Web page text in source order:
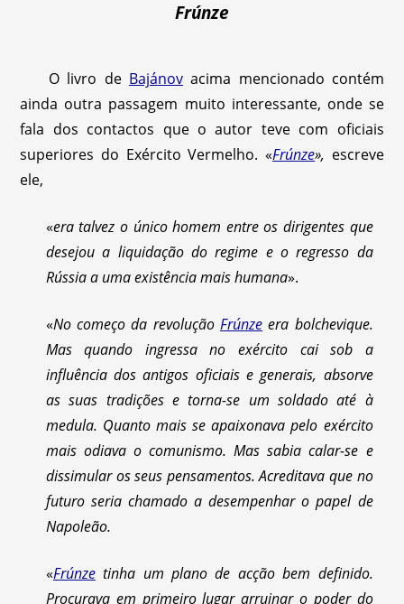
Frúnze
O livro de Bajánov acima mencionado contém
ainda outra passagem muito interessante, onde se
fala dos contactos que o autor teve com oficiais
superiores do Exército Vermelho. «Frúnze», escreve
ele,
«era talvez o único homem entre os dirigentes que
desejou a liquidação do regime e o regresso da
Rússia a uma existência mais humana».
«No começo da revoluçãoFrúnze era bolchevique.
Mas quando ingressa no exército cai sob a
influência dos antigos oficiais e generais, absorve
as suas tradições e torna-se um soldado até à
medula. Quanto mais se apaixonava pelo exército
mais odiava o comunismo. Mas sabia calar-se e
dissimular os seus pensamentos. Acreditava que no
futuro seria chamado a desempenhar o papel de
Napoleão.
«Frúnzetinha um plano de acção bem definido.
Procurava em primeiro lugar arruinar o poder do